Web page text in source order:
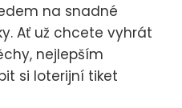
na snadné
Ať už chcete vyhrát
nejlepším
si loterijní tiket